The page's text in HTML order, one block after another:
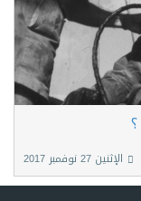
الإثنين 27 نوفمبر 2017